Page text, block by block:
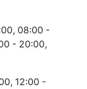
08:00 -
- 20:00,
12:00 -